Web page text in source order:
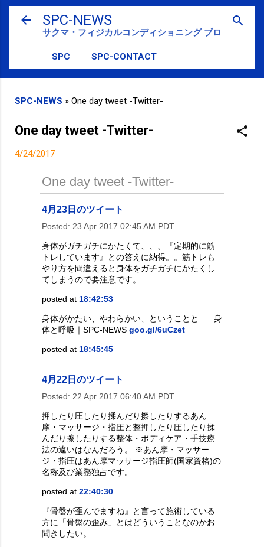
スキップしてメイン コンテンツに移動
SPC-NEWS
サクマ・フィジカルコンディショニング ブログ
SPC SPC-CONTACT
SPC-NEWS » One day tweet -Twitter-
One day tweet -Twitter-
4/24/2017
One day tweet -Twitter-
4月23日のツイート
Posted: 23 Apr 2017 02:45 AM PDT
身体がガチガチにかたくて、、、『定期的に筋
トレしています』との答えに納得。。筋トレも
やり方を間違えると身体をガチガチにかたくし
てしまうので要注意です。
posted at 18:42:53
身体がかたい、やわらかい、ということと... 身
体と呼吸｜SPC-NEWS goo.gl/6uCzet
posted at 18:45:45
4月22日のツイート
Posted: 22 Apr 2017 06:40 AM PDT
押したり圧したり揉んだり擦したりするあん
摩・マッサージ・指圧と整押したり圧したり揉
んだり擦したりする整体・ボディケア・手技療
法の違いはなんだろう。 ※あん摩・マッサー
ジ・指圧はあん摩マッサージ指圧師(国家資格)の
名称及び業務独占です。
posted at 22:40:30
『骨盤が歪んでますね』と言って施術している
方に「骨盤の歪み」とはどういうことなのかお
聞きしたい。